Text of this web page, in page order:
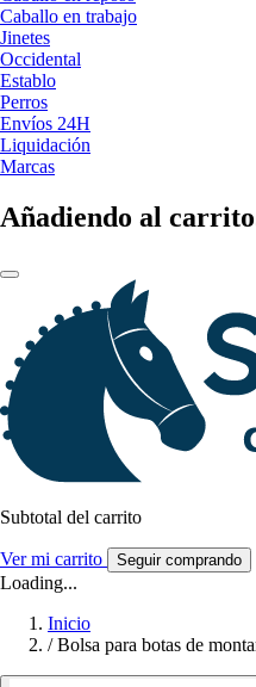
Caballo en trabajo
Jinetes
Occidental
Establo
Perros
Envíos 24H
Liquidación
Marcas
Añadiendo al
Subtotal del carrito
Ver mi carrito Seguir comprando
Loading...
Inicio
/ Bolsa para botas de